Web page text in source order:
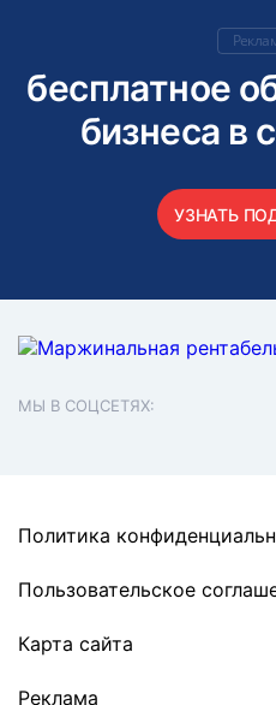
бесплатное
бизнеса в
УЗНАТЬ
МЫ В СОЦСЕТЯХ:
Политика
Пользовательское
Карта сайта
Реклама